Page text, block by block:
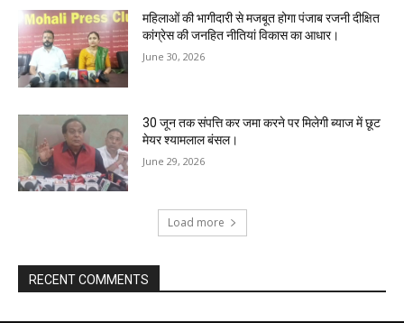
महिलाओं की भागीदारी से मजबूत होगा पंजाब रजनी दीक्षित
कांग्रेस की जनहित नीतियां विकास का आधार।
June 30, 2026
30 जून तक संपत्ति कर जमा करने पर मिलेगी ब्याज में छूट
मेयर श्यामलाल बंसल।
June 29, 2026
Load more
RECENT COMMENTS